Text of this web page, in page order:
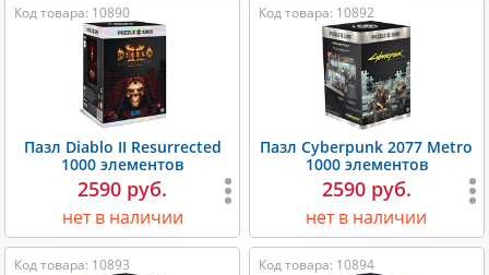
Код товара: 10890
Пазл Diablo II Resurrected
1000 элементов
2590 руб.
нет в наличии
Код товара: 10892
Пазл Cyberpunk 2077 Metro
1000 элементов
2590 руб.
нет в наличии
Код товара: 10893 Код товара: 10894